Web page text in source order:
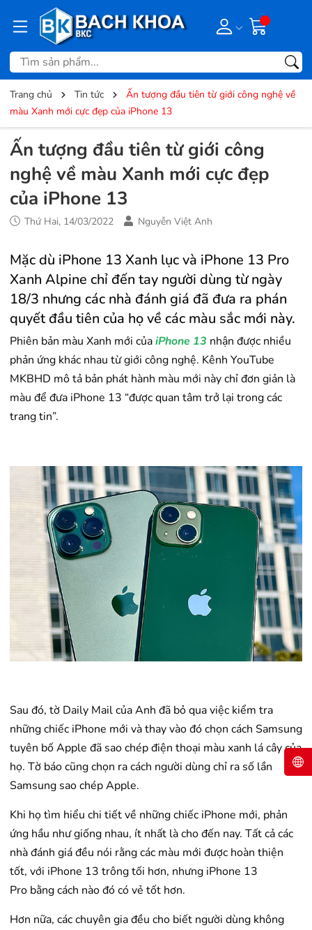
Trang chủ Tin tức
Ấn tượng đầu tiên từ giới công nghệ về
màu Xanh mới cực đẹp của iPhone 13
Ấn tượng đầu tiên từ giới công
nghệ về màu Xanh mới cực đẹp
của iPhone 13
Thứ Hai, 14/03/2022 Nguyễn Việt Anh
Mặc dù iPhone 13 Xanh lục và iPhone 13 Pro
Xanh Alpine chỉ đến tay người dùng từ ngày
18/3 nhưng các nhà đánh giá đã đưa ra phán
quyết đầu tiên của họ về các màu sắc mới này.
Phiên bản màu Xanh mới củaiPhone 13 nhận được nhiều
phản ứng khác nhau từ giới công nghệ. Kênh YouTube
MKBHD mô tả bản phát hành màu mới này chỉ đơn giản là
màu để đưa iPhone 13 “được quan tâm trở lại trong các
trang tin”.
Sau đó, tờ Daily Mail của Anh đã bỏ qua việc kiểm tra
những chiếc iPhone mới và thay vào đó chọn cách Samsung
tuyên bố Apple đã sao chép điện thoại màu xanh lá cây của
họ. Tờ báo cũng chọn ra cách người dùng chỉ ra số lần
Samsung sao chép Apple.
Khi họ tìm hiểu chi tiết về những chiếc iPhone mới, phản
ứng hầu như giống nhau, ít nhất là cho đến nay. Tất cả các
nhà đánh giá đều nói rằng các màu mới được hoàn thiện
tốt, với iPhone 13 trông tối hơn, nhưng iPhone 13
Pro bằng cách nào đó có vẻ tốt hơn.
Hơn nữa, các chuyên gia đều cho biết người dùng không